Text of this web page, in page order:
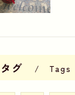
タグ Tags